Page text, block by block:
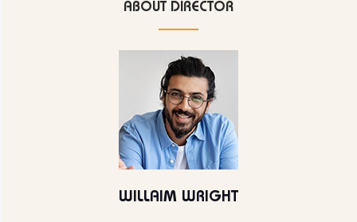
ABOUT DIRECTOR
WILLAIM WRIGHT